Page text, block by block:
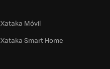
Xataka Móvil
Xataka Smart Home